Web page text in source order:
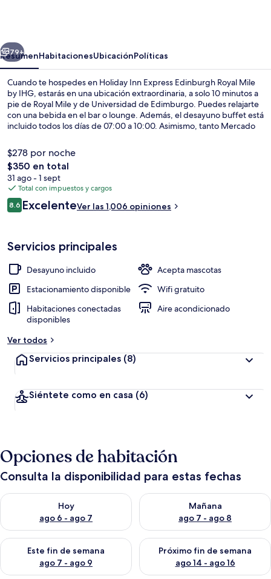
Royal
Mile
by
IHG
Siguiente
79+
ResumenHabitacionesUbicaciónPolíticas
Cuando te hospedes en Holiday Inn Express Edinburgh Royal Mile
by IHG, estarás en una ubicación extraordinaria, a solo 10 minutos a
pie de Royal Mile y de Universidad de Edimburgo. Puedes relajarte
con una bebida en el bar o lounge. Además, el desayuno buffet está
incluido todos los días de 07:00 a 10:00. Asimismo, tanto Mercado
pie. El personal amable y el desayuno reciben muy buenas
calificaciones de otros visitantes. La propiedad está a una corta
distancia a pie de algunas opciones de transporte público: St
Andrew Square Tram Stop está a 12 minutos y Princes Street Tram
Stop está a 14 minutos.
$278 por noche
El
precio
total
es
de
$350 en total
31 ago - 1 sept
Total con impuestos y cargos
Opiniones
8.68.6 de 10,
ExcelenteVer las 1,006 opiniones
Servicios principales
Desayuno incluido
Acepta mascotas
Estacionamiento disponible
Wifi gratuito
Habitaciones conectadas
disponibles
Aire acondicionado
Ver todos
Servicios principales (8)
Siéntete como en casa (6)
Opciones de habitación
Consulta la disponibilidad para estas fechas
Hoy
ago 6 - ago 7
Consulta la disponibilidad para hoy ago 6 - ago 7
Mañana
ago 7 - ago 8
Consulta la disponibilidad
Este fin de semana
ago 7 - ago 9
Consulta la disponibilidad para este fin de semana ago 7 -
Próximo fin de semana
ago 14 - ago 16
Consulta la disponibilidad